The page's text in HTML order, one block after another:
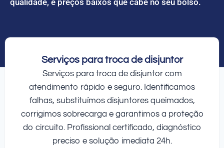
Serviços para troca de disjuntor
Serviços para troca de disjuntor com
atendimento rápido e seguro. Identificamos
falhas, substituímos disjuntores queimados,
corrigimos sobrecarga e garantimos a proteção
do circuito. Profissional certificado, diagnóstico
preciso e solução imediata 24h.